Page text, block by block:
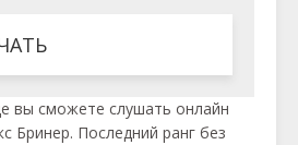
вы сможете слушать онлайн
Бринер. Последний ранг без